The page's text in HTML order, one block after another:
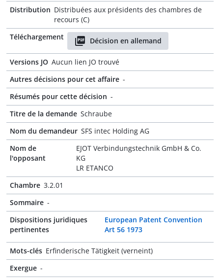
Distribution Distribuées aux présidents des chambres de
recours (C)
Téléchargement
Décision en allemand
Versions JO Aucun lien JO trouvé
Autres décisions pour cet affaire -
Résumés pour cette décision -
Titre de la demande Schraube
Nom du demandeur SFS intec Holding AG
Nom de
l'opposant
EJOT Verbindungstechnik GmbH & Co.
KG
LR ETANCO
Chambre 3.2.01
Sommaire -
Dispositions juridiques
pertinentes
European Patent Convention
Art 56 1973
Mots-clés Erfinderische Tätigkeit (verneint)
Exergue -